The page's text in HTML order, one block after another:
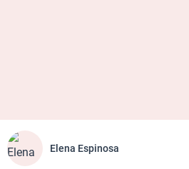
Elena Espinosa